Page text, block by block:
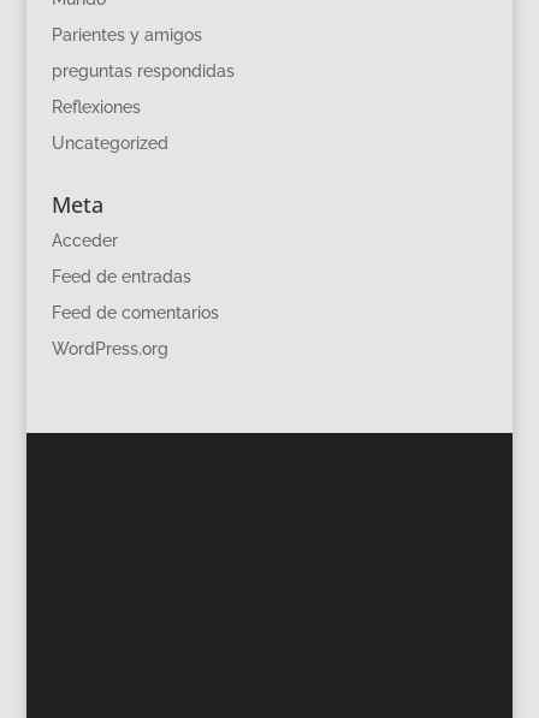
Parientes y amigos
preguntas respondidas
Reflexiones
Uncategorized
Meta
Acceder
Feed de entradas
Feed de comentarios
WordPress.org